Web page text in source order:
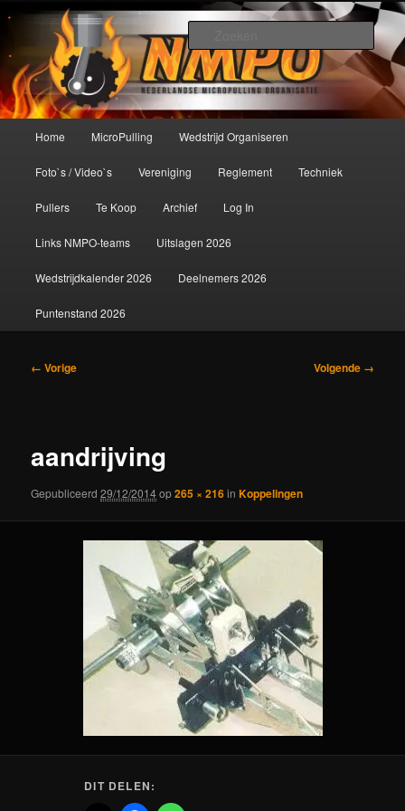
primaire
inhoudNederlandse MicroPulling
Organisatie
De meest krachtige modelbouwsport ter wereld!
Home MicroPulling Wedstrijd Organiseren
Foto`s / Video`s Vereniging Reglement Techniek
Pullers Te Koop Archief Log In
Links NMPO-teams Uitslagen 2026
Wedstrijdkalender 2026 Deelnemers 2026
Puntenstand 2026
Afbeeldingsnavigatie
← Vorige Volgende →
aandrijving
Gepubliceerd29/12/2014op265 × 216inKoppelingen
DIT DELEN: